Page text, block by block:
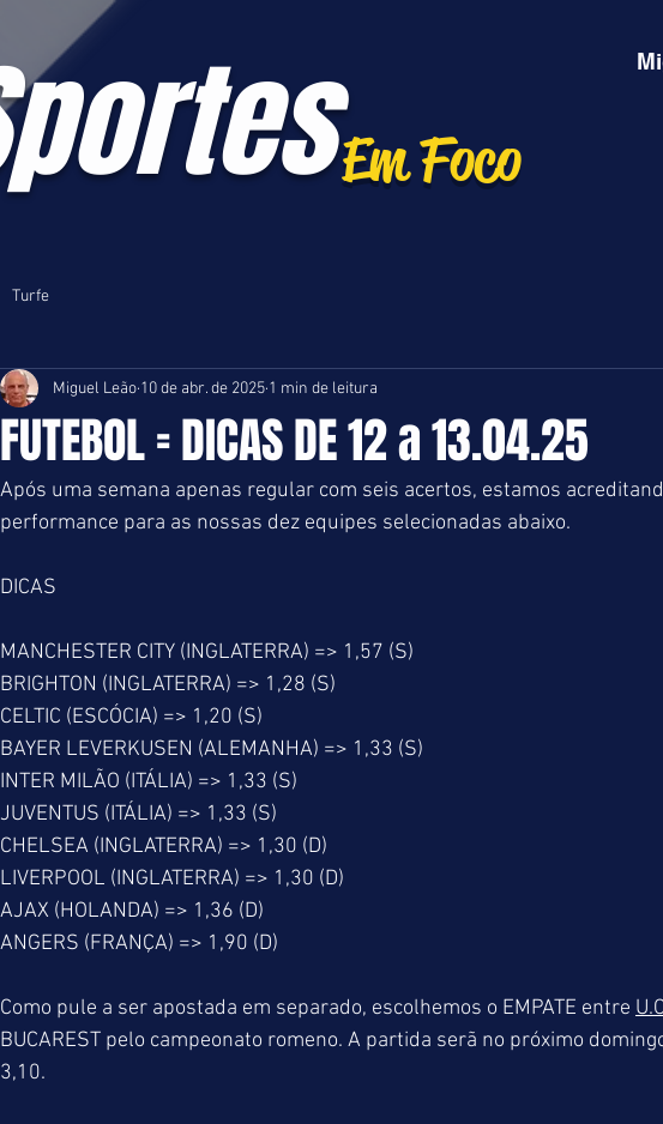
Em Foco
Turfe
FUTEBOL = DICAS DE 12 a 13.04.25
Miguel Leão 10 de abr. de 2025 1 min de leitura
Após uma semana apenas regular com seis acertos, estamos
performance para as nossas dez equipes selecionadas abaixo.
DICAS
MANCHESTER CITY (INGLATERRA) => 1,57 (S)
BRIGHTON (INGLATERRA) => 1,28 (S)
CELTIC (ESCÓCIA) => 1,20 (S)
BAYER LEVERKUSEN (ALEMANHA) => 1,33 (S)
INTER MILÃO (ITÁLIA) => 1,33 (S)
JUVENTUS (ITÁLIA) => 1,33 (S)
CHELSEA (INGLATERRA) => 1,30 (D)
LIVERPOOL (INGLATERRA) => 1,30 (D)
AJAX (HOLANDA) => 1,36 (D)
ANGERS (FRANÇA) => 1,90 (D)
Como pule a ser apostada em separado, escolhemos o EMPATE entre
BUCAREST pelo campeonato romeno. A partida serã no próximo
3,10.